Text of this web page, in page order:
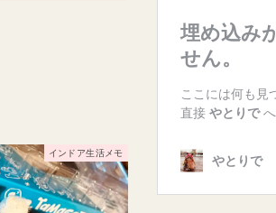
インドア生活メモ